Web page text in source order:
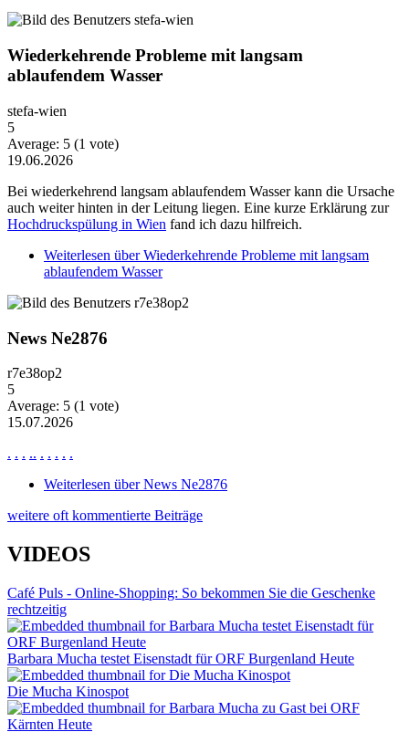
Wiederkehrende Probleme mit langsam
ablaufendem Wasser
stefa-wien
5
Average: 5 (1 vote)
19.06.2026
Bei wiederkehrend langsam ablaufendem Wasser kann die Ursache
auch weiter hinten in der Leitung liegen. Eine kurze Erklärung zur
Hochdruckspülung in Wien fand ich dazu hilfreich.
Weiterlesen über Wiederkehrende Probleme mit langsam
ablaufendem Wasser
News Ne2876
r7e38op2
5
Average: 5 (1 vote)
15.07.2026
. . . .. . . . . .
Weiterlesen über News Ne2876
weitere oft kommentierte Beiträge
VIDEOS
Café Puls - Online-Shopping: So bekommen Sie die Geschenke
rechtzeitig
Barbara Mucha testet Eisenstadt für ORF Burgenland Heute
Die Mucha Kinospot